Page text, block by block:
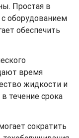
Простая в
оборудованием
обеспечить
время
жидкости и
течение срока
сократить